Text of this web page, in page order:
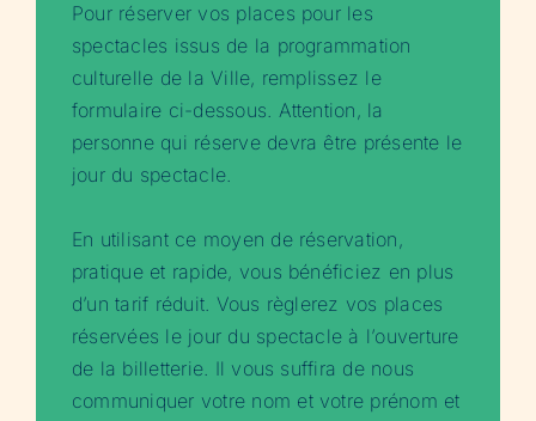
Pour réserver vos places pour les
spectacles issus de la programmation
culturelle de la Ville, remplissez le
formulaire ci-dessous. Attention, la
personne qui réserve devra être présente le
jour du spectacle.
En utilisant ce moyen de réservation,
pratique et rapide, vous bénéficiez en plus
d’un tarif réduit. Vous règlerez vos places
réservées le jour du spectacle à l’ouverture
de la billetterie. Il vous suffira de nous
communiquer votre nom et votre prénom et